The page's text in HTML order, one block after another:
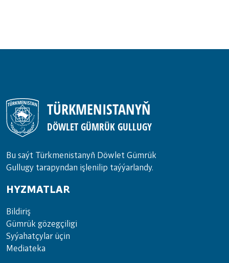
TÜRKMENISTANYŇ
DÖWLET GÜMRÜK GULLUGY
Bu saýt Türkmenistanyñ Döwlet Gümrük
Gullugy tarapyndan işlenilip taýýarlandy.
HYZMATLAR
Bil­di­riş
Güm­rük gö­zeg­çi­li­gi
Sy­ýa­hat­çy­lar ü­çin
Media­teka